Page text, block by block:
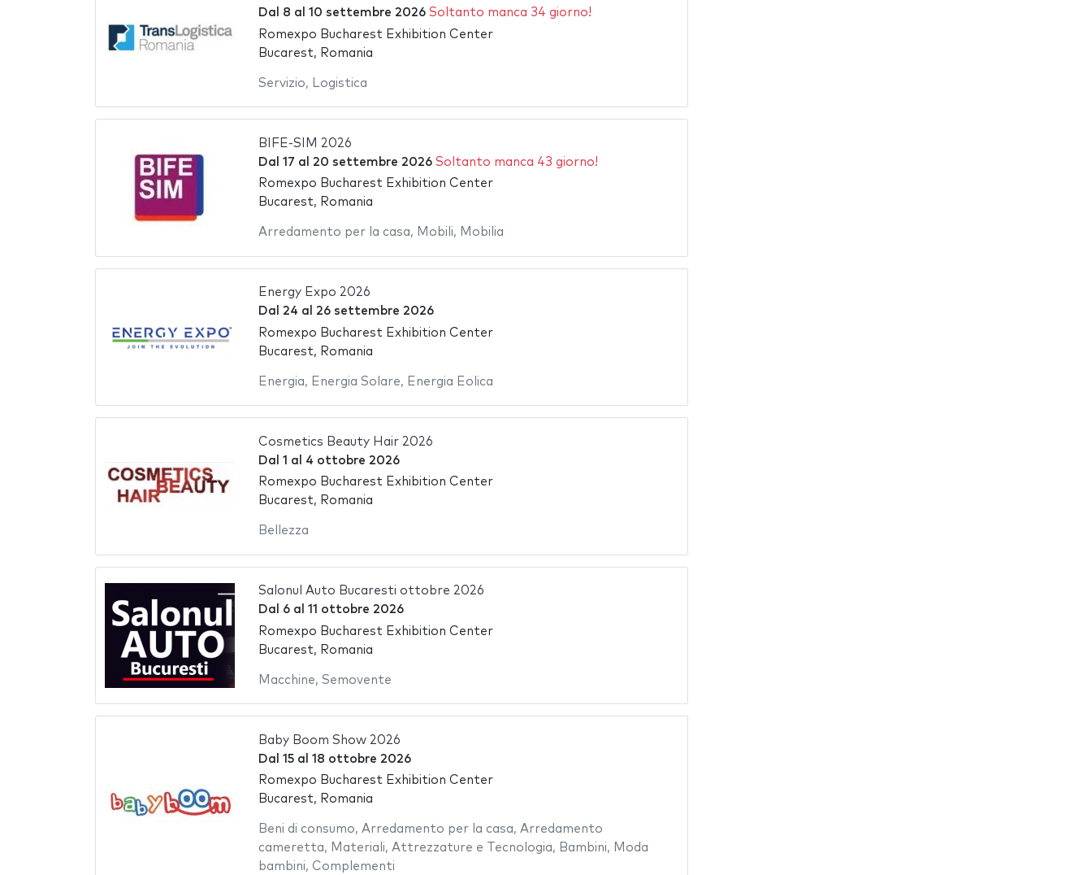
Dal 8 al 10 settembre 2026 Soltanto manca 34 giorno!
Romexpo Bucharest Exhibition Center
Bucarest, Romania
Servizio, Logistica
BIFE-SIM 2026
Dal 17 al 20 settembre 2026 Soltanto manca 43 giorno!
Romexpo Bucharest Exhibition Center
Bucarest, Romania
Arredamento per la casa, Mobili, Mobilia
Energy Expo 2026
Dal 24 al 26 settembre 2026
Romexpo Bucharest Exhibition Center
Bucarest, Romania
Energia, Energia Solare, Energia Eolica
Cosmetics Beauty Hair 2026
Dal 1 al 4 ottobre 2026
Romexpo Bucharest Exhibition Center
Bucarest, Romania
Bellezza
Salonul Auto Bucaresti ottobre 2026
Dal 6al 11 ottobre 2026
Romexpo Bucharest Exhibition Center
Bucarest, Romania
Macchine, Semovente
Baby Boom Show 2026
Dal 15al 18 ottobre 2026
Romexpo Bucharest Exhibition Center
Bucarest, Romania
Beni di consumo, Arredamento per la casa, Arredamento
cameretta, Materiali, Attrezzature e Tecnologia, Bambini, Moda
bambini, Complementi